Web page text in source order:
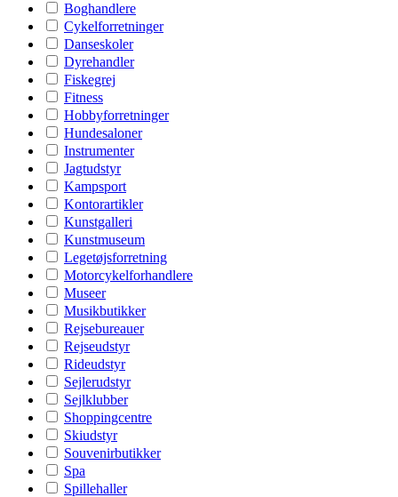
Boghandlere
Cykelforretninger
Danseskoler
Dyrehandler
Fiskegrej
Fitness
Hobbyforretninger
Hundesaloner
Instrumenter
Jagtudstyr
Kampsport
Kontorartikler
Kunstgalleri
Kunstmuseum
Legetøjsforretning
Motorcykelforhandlere
Museer
Musikbutikker
Rejsebureauer
Rejseudstyr
Rideudstyr
Sejlerudstyr
Sejlklubber
Shoppingcentre
Skiudstyr
Souvenirbutikker
Spa
Spillehaller